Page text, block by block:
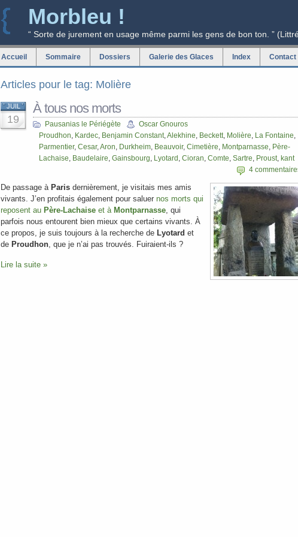
Morbleu !
“ Sorte de jurement en usage même parmi les gens de bon ton. ”
Accueil Sommaire Dossiers Galerie des Glaces Index Contact
Articles pour le tag: Molière
JUIL
19
À tous nos morts
Pausanias le Périégète
Oscar Gnouros
Proudhon, Kardec, Benjamin Constant,Alekhine, Beckett, Molière, La Fontaine,
Parmentier, Cesar,Aron, Durkheim, Beauvoir, Cimetière, Montparnasse, Père-
Lachaise, Baudelaire, Gainsbourg, Lyotard , Cioran, Comte, Sartre, Proust, kant
4
De passage à Paris dernièrement, je visitais mes amis
vivants. J’en profitais également pour saluer nos morts qui
reposent au Père-Lachaise et à Montparnasse, qui
parfois nous entourent bien mieux que certains vivants. À
ce propos, je suis toujours à la recherche de Lyotard et
de Proudhon, que je n’ai pas trouvés. Fuiraient-ils ?
Lire la suite »